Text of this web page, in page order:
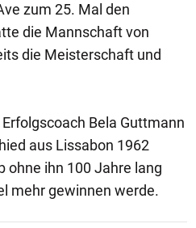
zum 25. Mal den
die Mannschaft von
die Meisterschaft und
Bela Guttmann
aus Lissabon 1962
ohne ihn 100 Jahre lang
mehr gewinnen werde.